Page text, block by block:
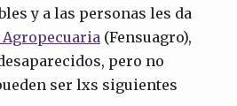
y a las personas les da
(Fensuagro),
pero no
ser lxs siguientes